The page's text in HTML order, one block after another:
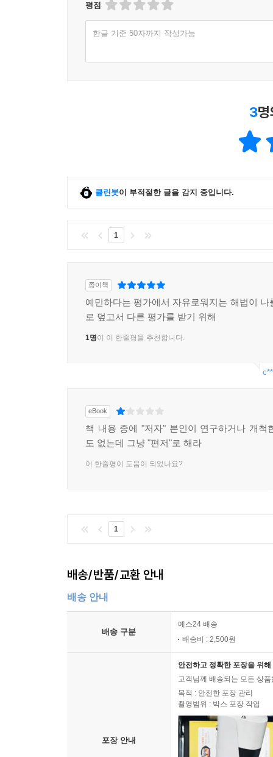
평점
한글 기준 50자까지 작성가능
3
클린봇이 부적절한 글을 감지 중입니다.
1
종이책
예민하다는 평가에서 자유로워지는 해법이 나
로 덮고서 다른 평가를 받기 위해
1명이 이 한줄평을 추천합니다.
eBook
책 내용 중에 "저자" 본인이 연구하거나 개척
도 없는데 그냥 "편저"로 해라
이 한줄평이 도움이 되었나요?
1
배송/반품/교환 안내
배송 안내
배송 구분
예스24 배송
배송비 : 2,500원
포장 안내
안전하고 정확한 포장을 위
고객님께 배송되는 모든 상
목적 : 안전한 포장 관리
촬영범위 : 박스 포장 작업